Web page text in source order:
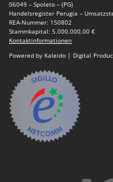
Thermische und
Tomatenpressen
Tragbare
Traktor-
U
Umfüllpumpen
Umkehrfräsen
Vakuumiergeräte
ITM
J JOLLY ITALIA
K
KAAZ
Karcher
Kasco
Kemper
06049 – Spoleto – (PG)
Handelsregister Perugia –
REA-Nummer: 150802
Stammkapital: 5.000.000,00 €
Kontaktinformationen
Powered by Kaleido | Digital